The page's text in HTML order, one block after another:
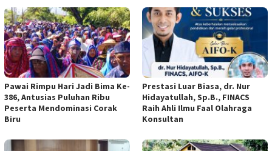
Pawai Rimpu Hari Jadi Bima Ke-
386, Antusias Puluhan Ribu
Peserta Mendominasi Corak
Biru
Prestasi Luar Biasa, dr. Nur
Hidayatullah, Sp.B., FINACS
Raih Ahli Ilmu Faal Olahraga
Konsultan